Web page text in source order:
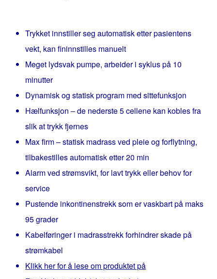
Trykket innstiller seg automatisk etter pasientens
vekt, kan fininnstilles manuelt
Meget lydsvak pumpe, arbeider i syklus på 10
minutter
Dynamisk og statisk program med sittefunksjon
Hælfunksjon – de nederste 5 cellene kan kobles fra
slik at trykk fjernes
Max firm – statisk madrass ved pleie og forflytning,
tilbakestilles automatisk etter 20 min
Alarm ved strømsvikt, for lavt trykk eller behov for
service
Pustende inkontinenstrekk som er vaskbart på maks
95 grader
Kabelføringer i madrasstrekk forhindrer skade på
strømkabel
Klikk her for å lese om produktet på